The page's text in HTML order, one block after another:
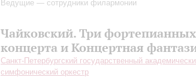
Ведущие — сотрудники филармонии
Чайковский. Три фортепианных
концерта и Концертная
Санкт-Петербургский государственный
симфонический оркестр